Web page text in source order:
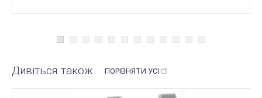
Дивіться також ПОРІВНЯТИ УСІ